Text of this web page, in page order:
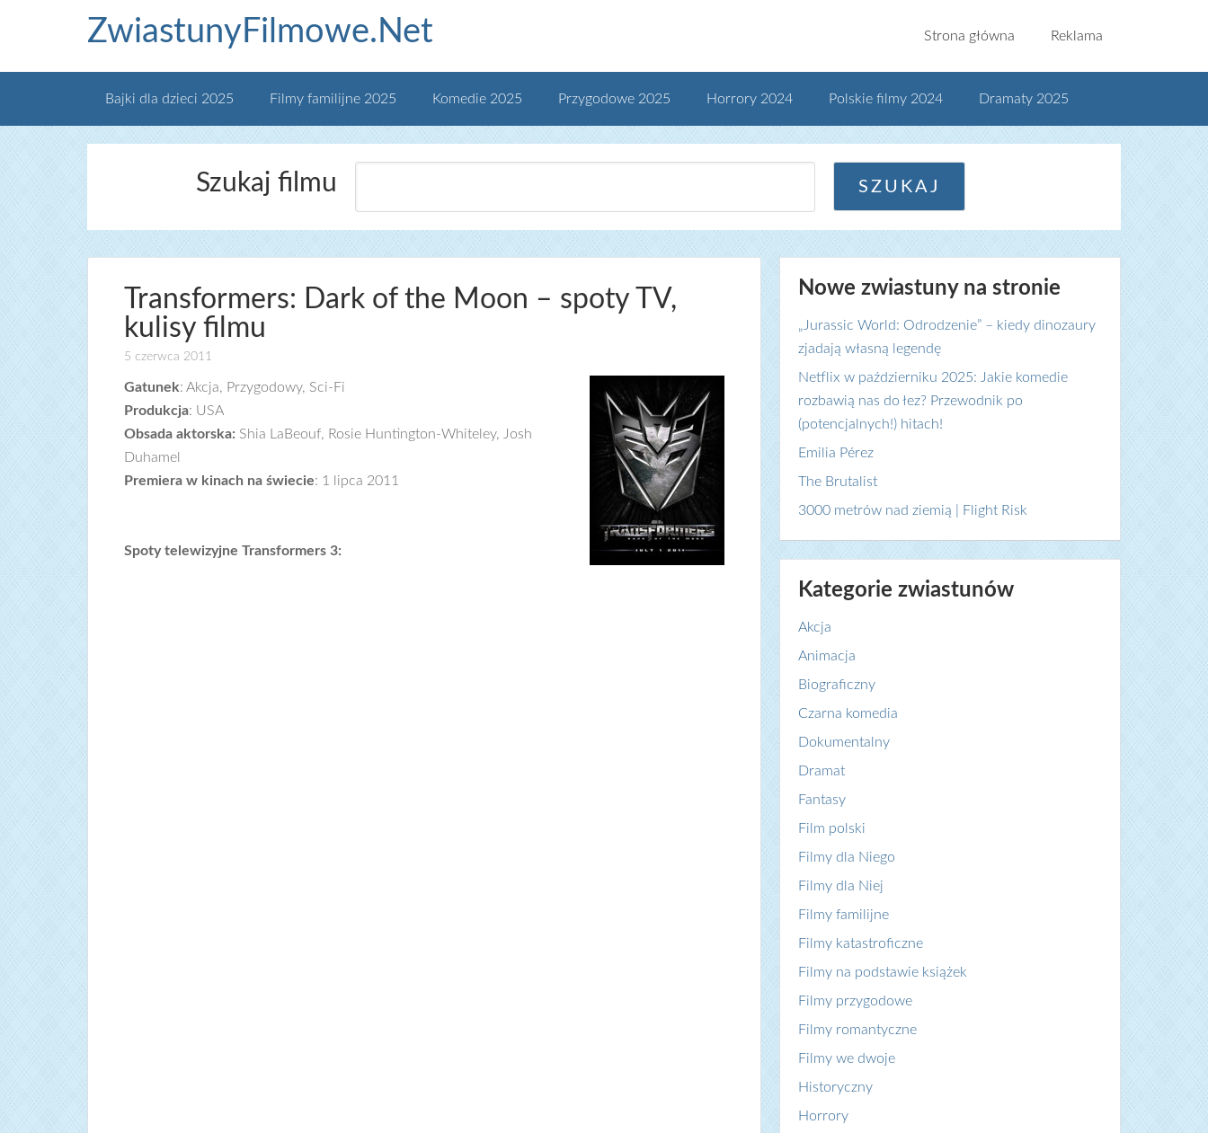
ZwiastunyFilmowe.Net Strona główna Reklama
Bajki dla dzieci 2025 Filmy familijne 2025 Komedie 2025 Przygodowe 2025 Horrory 2024 Polskie filmy 2024 Dramaty 2025
Szukaj filmu
Transformers: Dark of the Moon – spoty TV,
kulisy filmu
5 czerwca 2011
Gatunek: Akcja, Przygodowy, Sci-Fi
Produkcja: USA
Obsada aktorska: Shia LaBeouf, Rosie Huntington-Whiteley, Josh
Duhamel
Premiera w kinach na świecie: 1 lipca 2011
Spoty telewizyjne Transformers 3:
Nowe zwiastuny na stronie
„Jurassic World: Odrodzenie” – kiedy dinozaury
zjadają własną legendę
Netflix w październiku 2025: Jakie komedie
rozbawią nas do łez? Przewodnik po
(potencjalnych!) hitach!
Emilia Pérez
The Brutalist
3000 metrów nad ziemią | Flight Risk
Kategorie zwiastunów
Akcja
Animacja
Biograficzny
Czarna komedia
Dokumentalny
Dramat
Fantasy
Film polski
Filmy dla Niego
Filmy dla Niej
Filmy familijne
Filmy katastroficzne
Filmy na podstawie książek
Filmy przygodowe
Filmy romantyczne
Filmy we dwoje
Historyczny
Horrory